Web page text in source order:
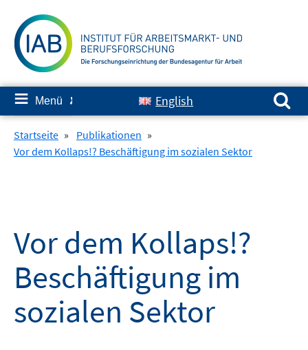
zum
Inhalt
≡ Menü ✘ English
Suchen nach:
Startseite » Publikationen »
Vor dem Kollaps!? Beschäftigung im sozialen Sektor
Vor dem Kollaps!?
Beschäftigung im
sozialen Sektor